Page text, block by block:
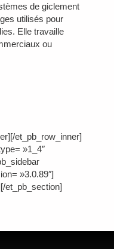
de giclement
utilisés pour
Elle travaille
ou
et_pb_row_inner]
»1_4″
»3.0.89″]
et_pb_section]